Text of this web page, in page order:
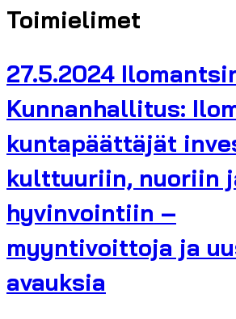
Toimielimet
27.5.2024
Kunnanhallitus:
kuntapäättäjät
kulttuuriin, nuoriin
hyvinvointiin –
myyntivoittoja ja
avauksia